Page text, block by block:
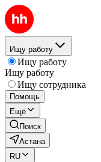
Ищу работу
Ищу работу
Ищу работу
Ищу сотрудника
Помощь
Ещё
Поиск
Астана
RU